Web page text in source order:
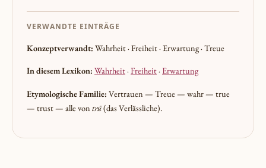
VERWANDTE EINTRÄGE
Konzeptverwandt: Wahrheit · Freiheit · Erwartung · Treue
In diesem Lexikon: Wahrheit·Freiheit·Erwartung
Etymologische Familie: Vertrauen — Treue — wahr — true
— trust — alle von trū(das Verlässliche).